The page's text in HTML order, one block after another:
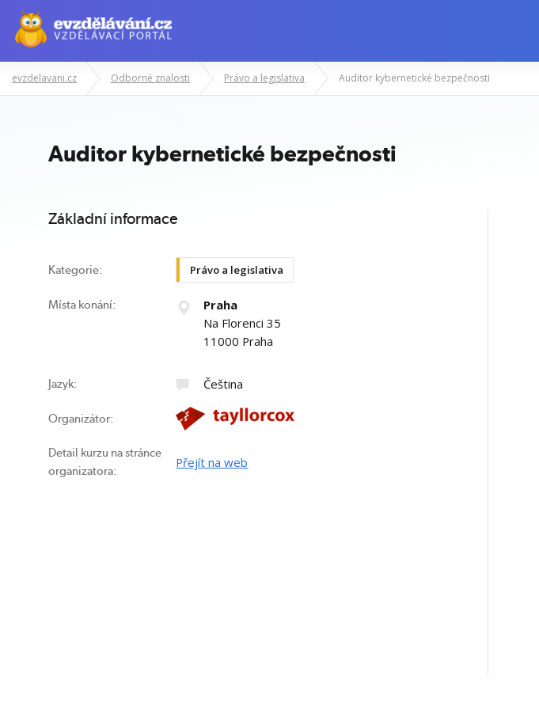
Manažerské kurzy Odborné znalosti Počítačové kurzy
evzdelavani.cz Odborné znalosti Právo a legislativa Auditor kybernetické bezpečnosti
Auditor kybernetické bezpečnosti
Základní informace
Kategorie: Právo a legislativa
Místa konání:
Praha
Na Florenci 35
11000 Praha
Jazyk: Čeština
Organizátor:
Detail kurzu na stránce
organizatora:
Přejít na web